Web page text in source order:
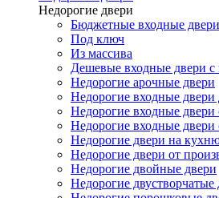
Недорогие двери
Бюджетные входные двери
Под ключ
Из массива
Дешевые входные двери с
Недорогие арочные двери
Недорогие входные двери
Недорогие входные двери
Недорогие входные
Недорогие двери на
Недорогие двери от
Недорогие двойные двери
Недорогие двустворчатые